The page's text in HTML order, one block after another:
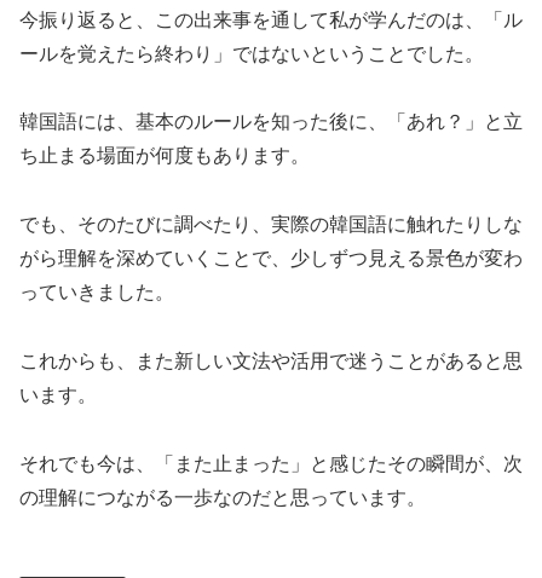
今振り返ると、この出来事を通して私が学んだのは、「ル
ールを覚えたら終わり」ではないということでした。
韓国語には、基本のルールを知った後に、「あれ？」と立
ち止まる場面が何度もあります。
でも、そのたびに調べたり、実際の韓国語に触れたりしな
がら理解を深めていくことで、少しずつ見える景色が変わ
っていきました。
これからも、また新しい文法や活用で迷うことがあると思
います。
それでも今は、「また止まった」と感じたその瞬間が、次
の理解につながる一歩なのだと思っています。